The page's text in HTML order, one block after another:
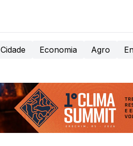
Cidade Economia Agro